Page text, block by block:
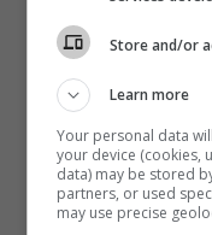
Store and/or
Learn more
Your personal data
your device (cookies,
data) may be stored
partners, or used
may use precise